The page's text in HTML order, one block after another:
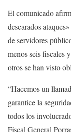
El comunicado
descarados
de servidores
menos seis fiscales
otros se han visto
“Hacemos un
garantice la
todos los
Fiscal General